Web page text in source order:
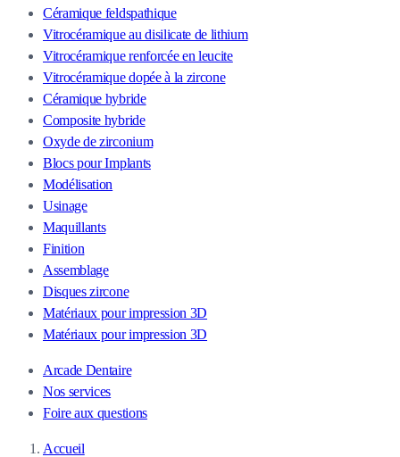
Céramique feldspathique
Vitrocéramique au disilicate de lithium
Vitrocéramique renforcée en leucite
Vitrocéramique dopée à la zircone
Céramique hybride
Composite hybride
Oxyde de zirconium
Blocs pour Implants
Modélisation
Usinage
Maquillants
Finition
Assemblage
Disques zircone
Matériaux pour impression 3D
Matériaux pour impression 3D
Arcade Dentaire
Nos services
Foire aux questions
Accueil